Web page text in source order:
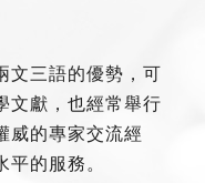
文三語的優勢，可
文獻，也經常舉行
威的專家交流經
的服務。